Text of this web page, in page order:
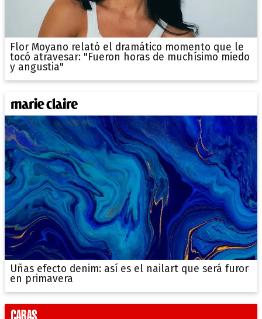
Flor Moyano relató el dramático momento que le
tocó atravesar: "Fueron horas de muchísimo miedo
y angustia"
Uñas efecto denim: así es el nailart que será furor
en primavera